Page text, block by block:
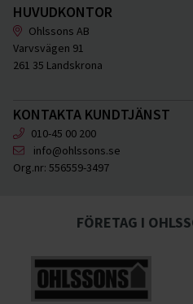
HUVUDKONTOR
Ohlssons AB
Varvsvägen 91
261 35 Landskrona
KONTAKTA KUNDTJÄNST
010-45 00 200
info@ohlssons.se
Org.nr: 556559-3497
FÖRETAG I